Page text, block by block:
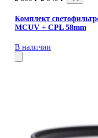
Комплект
MCUV + CPL 58mm
В наличии